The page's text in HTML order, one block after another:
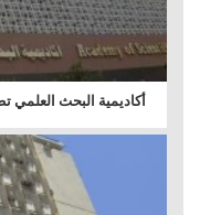
أكاديمية البحث العلمي